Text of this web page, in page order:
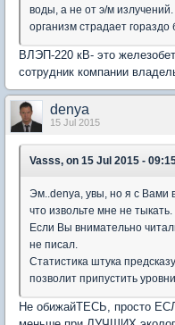
воды, а не от э/м
организм страдает
ВЛЭП-220 кВ- это
сотрудник компании
denya
15 Jul 2015
Vasss, on 15 Jul 2015 -
Эм..denya, увы, но я с Вами
что извольте мне не тыкать.
Если Вы внимательно
не писал.
Статистика штука
позволит припустить
Не обижайТЕСЬ, просто